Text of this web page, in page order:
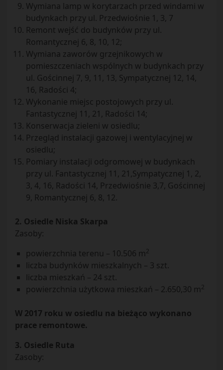
Wymiana lamp w korytarzach przed windami w
budynkach przy ul. Przedwiośnie 1, 3, 7
Remont wejść do budynków przy ul.
Romantycznej 6, 8, 10, 12;
Wymiana zaworów grzejnikowych w
pomieszczeniach wspólnych w budynkach przy
ul. Gościnnej 7, 9, 11, 13, Sympatycznej 12, 14,
16, Radości 4;
Wykonanie miejsc postojowych przy ul.
Fantastycznej 11, 21, Radości 14;
Konserwacja zieleni w osiedlu;
Przegląd instalacji gazowej i wentylacyjnej w
osiedlu;
Pomiary instalacji odgromowej w budynkach
przy ul. Fantastycznej 11, 21,Sympatycznej 1, 2,
3, 4, 16, Radości 14, Przedwiośnie 3,7, Gościnnej
9, Romantycznej 6, 8, 12.
2. Osiedle Niska Skarpa
Zasoby:
powierzchnia terenu – 10.506 m2
liczba budynków mieszkalnych – 3 szt.
liczba mieszkań – 24 szt.
powierzchnia użytkowa mieszkań – 2.650,30 m2
W 2017 roku w osiedlu na bieżąco wykonano
prace remontowe.
3. Osiedle Ruta
Zasoby: